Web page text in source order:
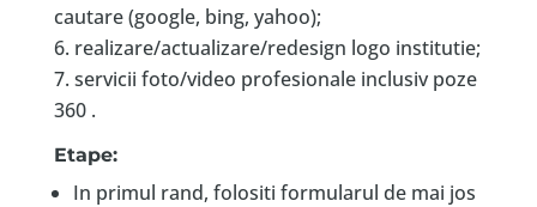
cautare (google, bing, yahoo);
realizare/actualizare/redesign logo institutie;
servicii foto/video profesionale inclusiv poze
360 .
Etape:
In primul rand, folositi formularul de mai jos